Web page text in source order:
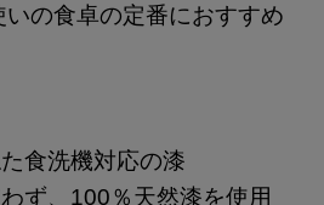
の食卓の定番におすすめ
食洗機対応の漆
ず、100％天然漆を使用